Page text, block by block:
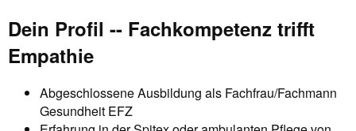
Dein Profil -- Fachkompetenz trifft
Empathie
Abgeschlossene Ausbildung als Fachfrau/Fachmann
Gesundheit EFZ